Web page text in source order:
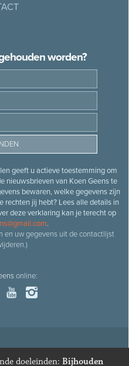
worden?
geeft u actieve toestemming om
nieuwsbrieven van Koen Geens te
bewaren, welke gegevens zijn
rechten jij hebt? Lees alle details in
deze verklaring kan je terecht op
.
en uw gegevens uit de contactlijst
online:
Koen
doeleinden: Bijhouden